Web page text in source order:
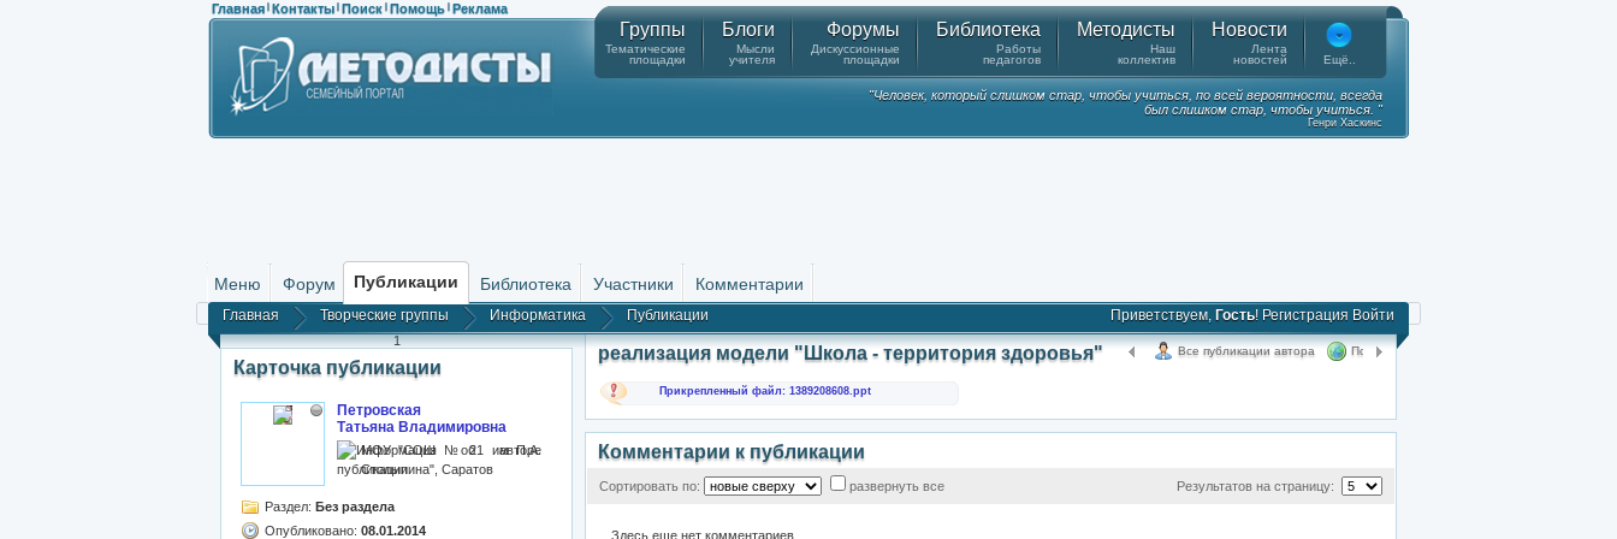
Главная | Контакты | Поиск | Помощь | Реклама
Группы
Тематические
площадки
Блоги
Мысли
учителя
Форумы
Дискуссионные
площадки
Библиотека
Работы
педагогов
Методисты
Наш
коллектив
Новости
Лента
новостей
Ещё..
"Человек, который слишком стар, чтобы учиться, по всей вероятности, всегда
был слишком стар, чтобы учиться. "
Генри Хаскинс
Меню Форум Публикации Библиотека Участники Комментарии
Главная Творческие группы Информатика Публикации Приветствуем, Гость! Регистрация Войти
1
Карточка публикации
Петровская
Татьяна Владимировна
МОУ "СОШ № 21 им П.А.
Столыпина", Саратов
Раздел: Без раздела
Опубликовано: 08.01.2014
реализация модели "Школа - территория здоровья" Все публикации автора Поделиться
Прикрепленный файл: 1389208608.ppt
Комментарии к публикации
Сортировать по: развернуть все Результатов на страницу:
Здесь еще нет комментариев